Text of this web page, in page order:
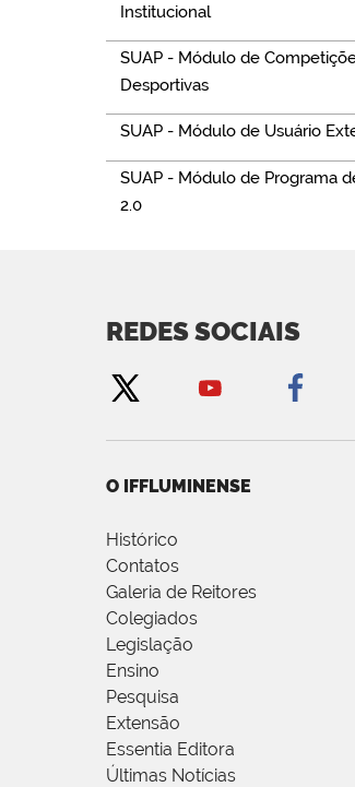
Institucional
SUAP - Módulo de
Desportivas
SUAP - Módulo de Usuário
SUAP - Módulo de Programa
2.0
REDES SOCIAIS
O IFFLUMINENSE
Histórico
Contatos
Galeria de Reitores
Colegiados
Legislação
Ensino
Pesquisa
Extensão
Essentia Editora
Últimas Notícias